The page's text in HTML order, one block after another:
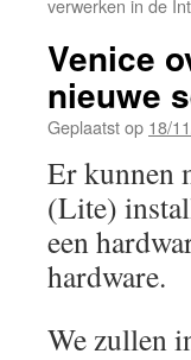
verwerken in de
Venice
nieuwe
Geplaatst op 18/
Er kunnen
(Lite)
een
hardware.
We zullen